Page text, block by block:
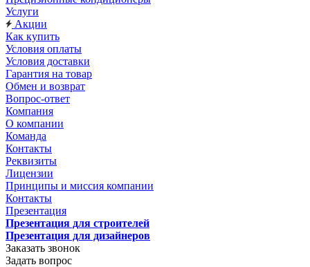
Услуги
Акции
Как купить
Условия оплаты
Условия доставки
Гарантия на товар
Обмен и возврат
Вопрос-ответ
Компания
О компании
Команда
Контакты
Реквизиты
Лицензии
Принципы и миссия компании
Контакты
Презентация
Презентация для строителей
Презентация для дизайнеров
Заказать звонок
Задать вопрос